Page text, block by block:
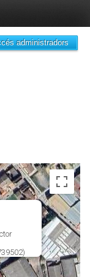
administradors